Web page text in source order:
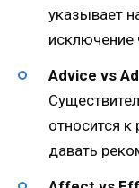
указывает
исключение
Advice vs
относится
давать